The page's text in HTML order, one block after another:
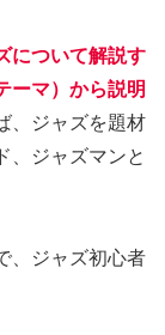
について解説す
ーマ）から説明
、ジャズを題材
、ジャズマンと
、ジャズ初心者